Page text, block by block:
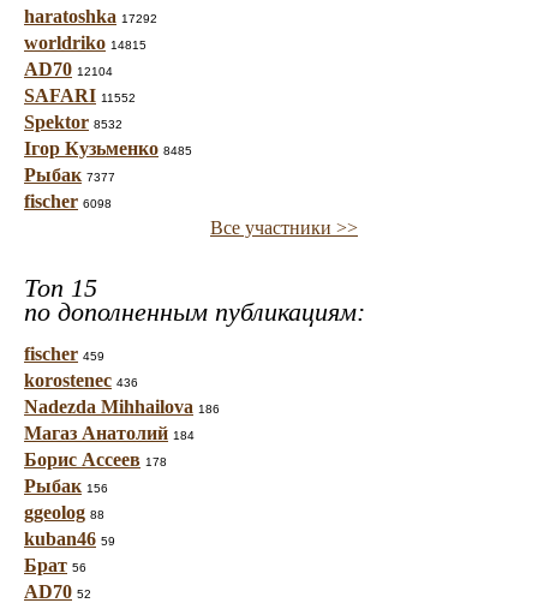
haratoshka 17292
worldriko 14815
AD70 12104
SAFARI 11552
Spektor 8532
Ігор Кузьменко 8485
Рыбак 7377
fischer 6098
Все участники >>
Топ 15
по дополненным публикациям:
fischer 459
korostenec 436
Nadezda Mihhailova 186
Магаз Анатолий 184
Борис Ассеев 178
Рыбак 156
ggeolog 88
kuban46 59
Брат 56
AD70 52